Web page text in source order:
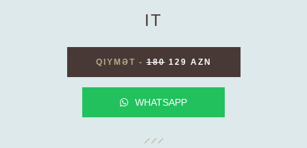
IT
QIYMƏT -180 129 AZN
WHATSAPP